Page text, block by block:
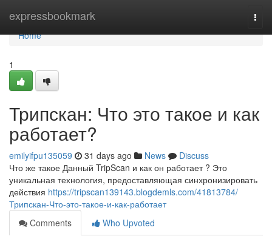
expressbookmark
Home
Home
1
Трипскан: Что это такое и как
работает?
emilyifpu135059 31 days ago News
Discuss
Что же такое Данный TripScan и как он работает ? Это
уникальная технология, предоставляющая синхронизировать
действия https://tripscan139143.blogdemls.com/41813784/
Трипскан-Что-это-такое-и-как-работает
Comments
Who Upvoted